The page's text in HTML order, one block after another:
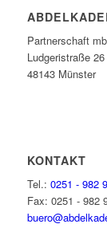
Partnerschaft
Ludgeristraße 26
48143 Münster
KONTAKT
Tel.: 0251 - 982
Fax: 0251 - 982